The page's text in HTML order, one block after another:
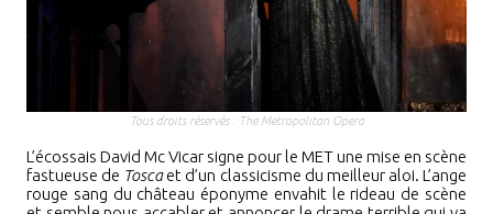
Tous droits réservés : The Metropolitan Opera
L’écossais David Mc Vicar signe pour le MET une mise en scène
fastueuse de Toscaet d’un classicisme du meilleur aloi. L’ange
rouge sang du château éponyme envahit le rideau de scène